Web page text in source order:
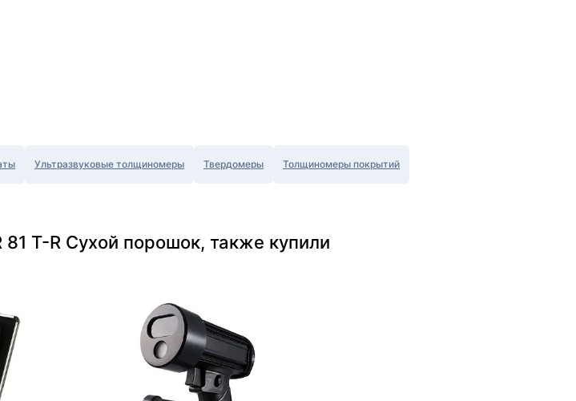
Ультразвуковые толщиномеры Твердомеры Толщиномеры покрытий
T-R Сухой порошок, также купили